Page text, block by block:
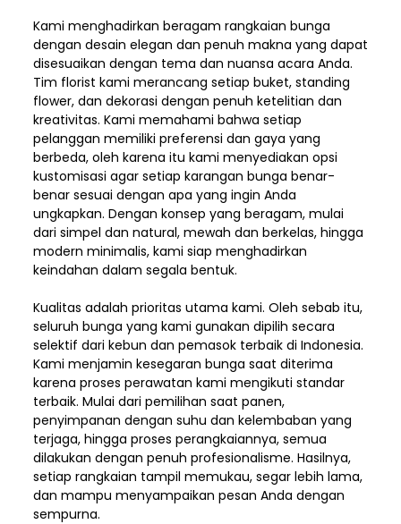
Kami menghadirkan beragam rangkaian bunga
dengan desain elegan dan penuh makna yang dapat
disesuaikan dengan tema dan nuansa acara Anda.
Tim florist kami merancang setiap buket, standing
flower, dan dekorasi dengan penuh ketelitian dan
kreativitas. Kami memahami bahwa setiap
pelanggan memiliki preferensi dan gaya yang
berbeda, oleh karena itu kami menyediakan opsi
kustomisasi agar setiap karangan bunga benar-
benar sesuai dengan apa yang ingin Anda
ungkapkan. Dengan konsep yang beragam, mulai
dari simpel dan natural, mewah dan berkelas, hingga
modern minimalis, kami siap menghadirkan
keindahan dalam segala bentuk.
Kualitas adalah prioritas utama kami. Oleh sebab itu,
seluruh bunga yang kami gunakan dipilih secara
selektif dari kebun dan pemasok terbaik di Indonesia.
Kami menjamin kesegaran bunga saat diterima
karena proses perawatan kami mengikuti standar
terbaik. Mulai dari pemilihan saat panen,
penyimpanan dengan suhu dan kelembaban yang
terjaga, hingga proses perangkaiannya, semua
dilakukan dengan penuh profesionalisme. Hasilnya,
setiap rangkaian tampil memukau, segar lebih lama,
dan mampu menyampaikan pesan Anda dengan
sempurna.